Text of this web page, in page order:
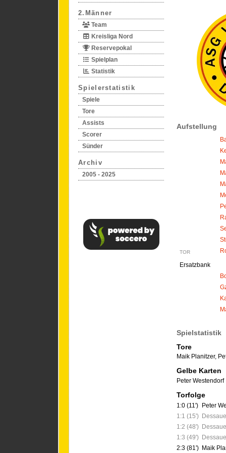
2.Männer
Team
Kreisliga Nord
Reservepokal
Spielplan
Statistik
Spielerstatistik
Spiele
Tore
Assists
Scorer
Sünder
Archiv
2005 - 2025
Aufstellung
TOR
Ersatzbank
Spielstatistik
Tore
Maik Planitzer,
Gelbe Karten
Peter Westendorf
Torfolge
1:0 (11')
Peter
1:1 (15')
1:2 (48')
1:3 (49')
2:3 (81') Maik